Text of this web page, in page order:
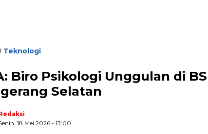
/ Teknologi
Biro Psikologi Unggulan di
Selatan
18 Mei 2026 - 13:00